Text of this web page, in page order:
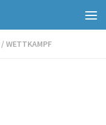
/WETTKAMPF